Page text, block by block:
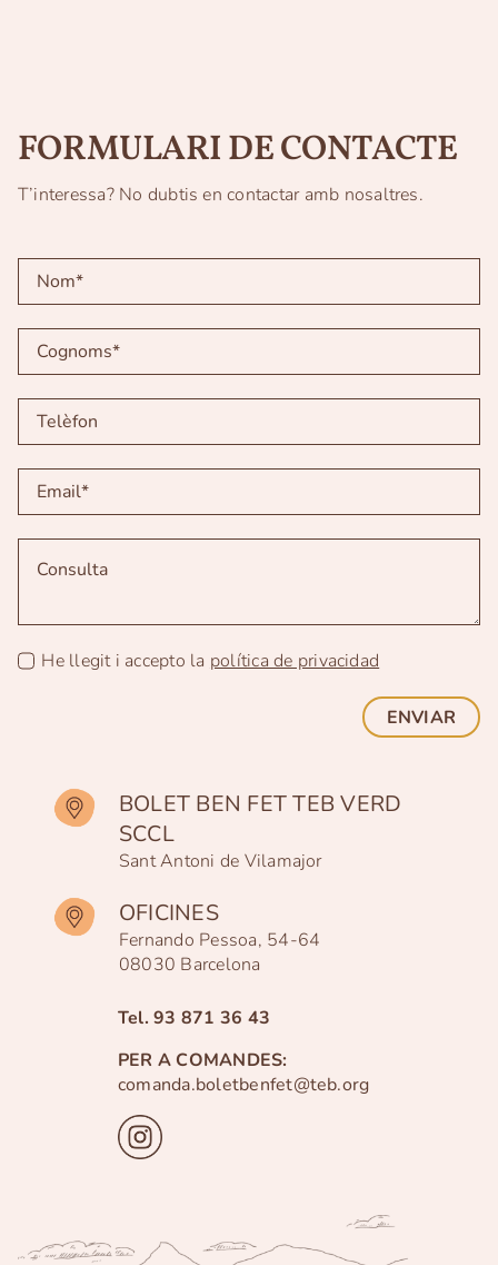
FORMULARI DE CONTACTE
T’interessa? No dubtis en contactar amb nosaltres.
He llegit i accepto la política de privacidad
ENVIAR
BOLET BEN FET TEB VERD
SCCL
Sant Antoni de Vilamajor
OFICINES
Fernando Pessoa, 54-64
08030 Barcelona
Tel.93 871 36 43
PER A COMANDES:
comanda.boletbenfet@teb.org